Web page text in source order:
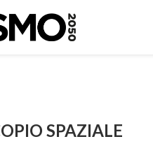
SPAZIALE